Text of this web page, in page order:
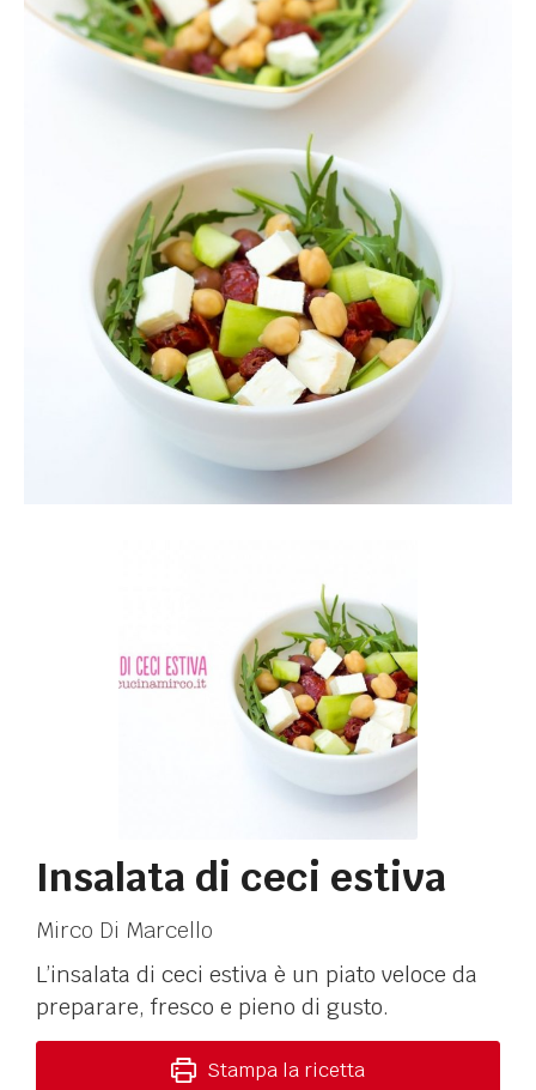
Insalata di ceci estiva
Mirco Di Marcello
L’insalata di ceci estiva è un piato veloce da
preparare, fresco e pieno di gusto.
Stampa la ricetta